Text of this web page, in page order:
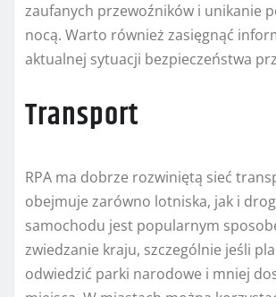
zaufanych przewoźników i unikanie
nocą. Warto również zasięgnąć
aktualnej sytuacji bezpieczeństwa
Transport
RPA ma dobrze rozwiniętą sieć
obejmuje zarówno lotniska, jak i
samochodu jest popularnym
zwiedzanie kraju, szczególnie jeśli
odwiedzić parki narodowe i mniej